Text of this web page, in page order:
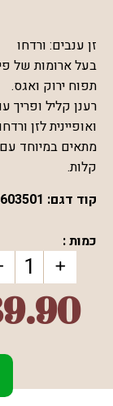
זן ענבים: ורדחו
בעל ארומות של
תפוח ירוק ואגס.
רענן קליל ופריך
ואופיינית לזן
מתאים במיוחד עם
קלות.
קוד דגם:
כמות :